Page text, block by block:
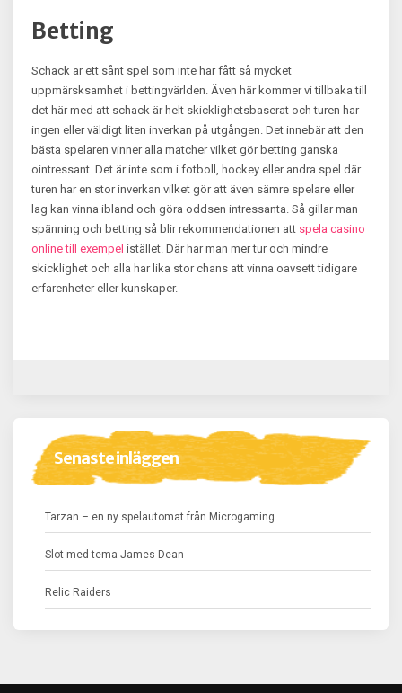
Betting
Schack är ett sånt spel som inte har fått så mycket
uppmärsksamhet i bettingvärlden. Även här kommer vi tillbaka till
det här med att schack är helt skicklighetsbaserat och turen har
ingen eller väldigt liten inverkan på utgången. Det innebär att den
bästa spelaren vinner alla matcher vilket gör betting ganska
ointressant. Det är inte som i fotboll, hockey eller andra spel där
turen har en stor inverkan vilket gör att även sämre spelare eller
lag kan vinna ibland och göra oddsen intressanta. Så gillar man
spänning och betting så blir rekommendationen att spela casino
online till exempel istället. Där har man mer tur och mindre
skicklighet och alla har lika stor chans att vinna oavsett tidigare
erfarenheter eller kunskaper.
Senaste inläggen
Tarzan – en ny spelautomat från Microgaming
Slot med tema James Dean
Relic Raiders